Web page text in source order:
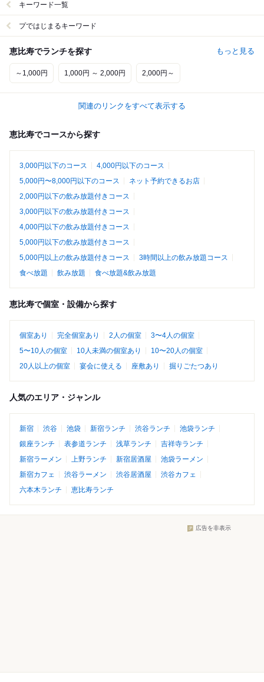
キーワード一覧
プではじまるキーワード
恵比寿でランチを探す もっと見る
～1,000円 1,000円 ～ 2,000円 2,000円～
関連のリンクをすべて表示する
恵比寿でコースから探す
3,000円以下のコース
4,000円以下のコース
5,000円〜8,000円以下のコース
ネット予約できるお店
2,000円以下の飲み放題付きコース
3,000円以下の飲み放題付きコース
4,000円以下の飲み放題付きコース
5,000円以下の飲み放題付きコース
5,000円以上の飲み放題付きコース
3時間以上の飲み放題コース
食べ放題
飲み放題 食べ放題&飲み放題
恵比寿で個室・設備から探す
個室あり 完全個室あり 2人の個室
3〜4人の個室
5〜10人の個室
10人未満の個室あり
10〜20人の個室
20人以上の個室
宴会に使える 座敷あり 掘りごたつあり
人気のエリア・ジャンル
新宿 渋谷 池袋 新宿ランチ 渋谷ランチ
池袋ランチ
銀座ランチ
表参道ランチ 浅草ランチ
吉祥寺ランチ
新宿ラーメン
上野ランチ 新宿居酒屋
池袋ラーメン
新宿カフェ
渋谷ラーメン 渋谷居酒屋
渋谷カフェ
六本木ランチ
恵比寿ランチ
広告を非表示